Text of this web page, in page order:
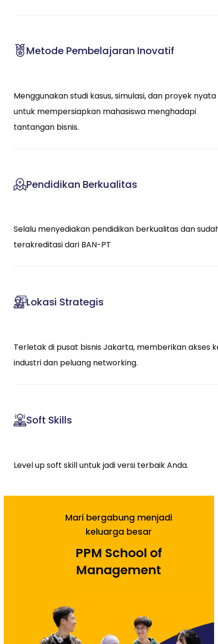
Metode Pembelajaran Inovatif
Menggunakan studi kasus, simulasi, dan proyek nyata
untuk mempersiapkan mahasiswa menghadapi
tantangan bisnis.
Pendidikan Berkualitas
Selalu menyediakan pendidikan berkualitas dan
terakreditasi dari BAN-PT
Lokasi Strategis
Terletak di pusat bisnis Jakarta, memberikan akses
industri dan peluang networking.
Soft Skills
Level up soft skill untuk jadi versi terbaik Anda.
Mari bergabung menjadi
keluarga besar
PPM School of
Management